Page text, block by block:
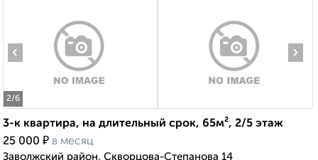
2/6
‹ ›
3-к квартира, на длительный срок, 65м², 2/5 этаж
25 000 ₽ в месяц
Заволжский район, Скворцова-Степанова 14